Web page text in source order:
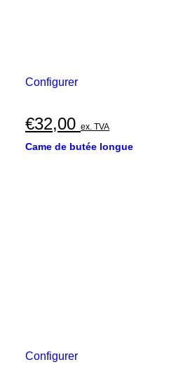
Configurer
€32,00 ex. TVA
Came de butée longue
Configurer